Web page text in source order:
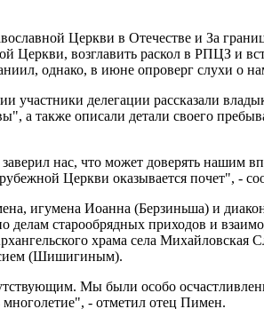
Церкви в Отечестве и За
Церкви, возглавить раскол в РПЦЗ и
однако, в июне опроверг слухи о
участники делегации рассказали
а также описали детали своего
нас, что может доверять нашим
Церкви оказывается почет", -
игумена Иоанна (Берзиньша) и
делам старообрядных приходов и
храма села
(Шишигиным).
Мы были особо
- отметил отец Пимен.